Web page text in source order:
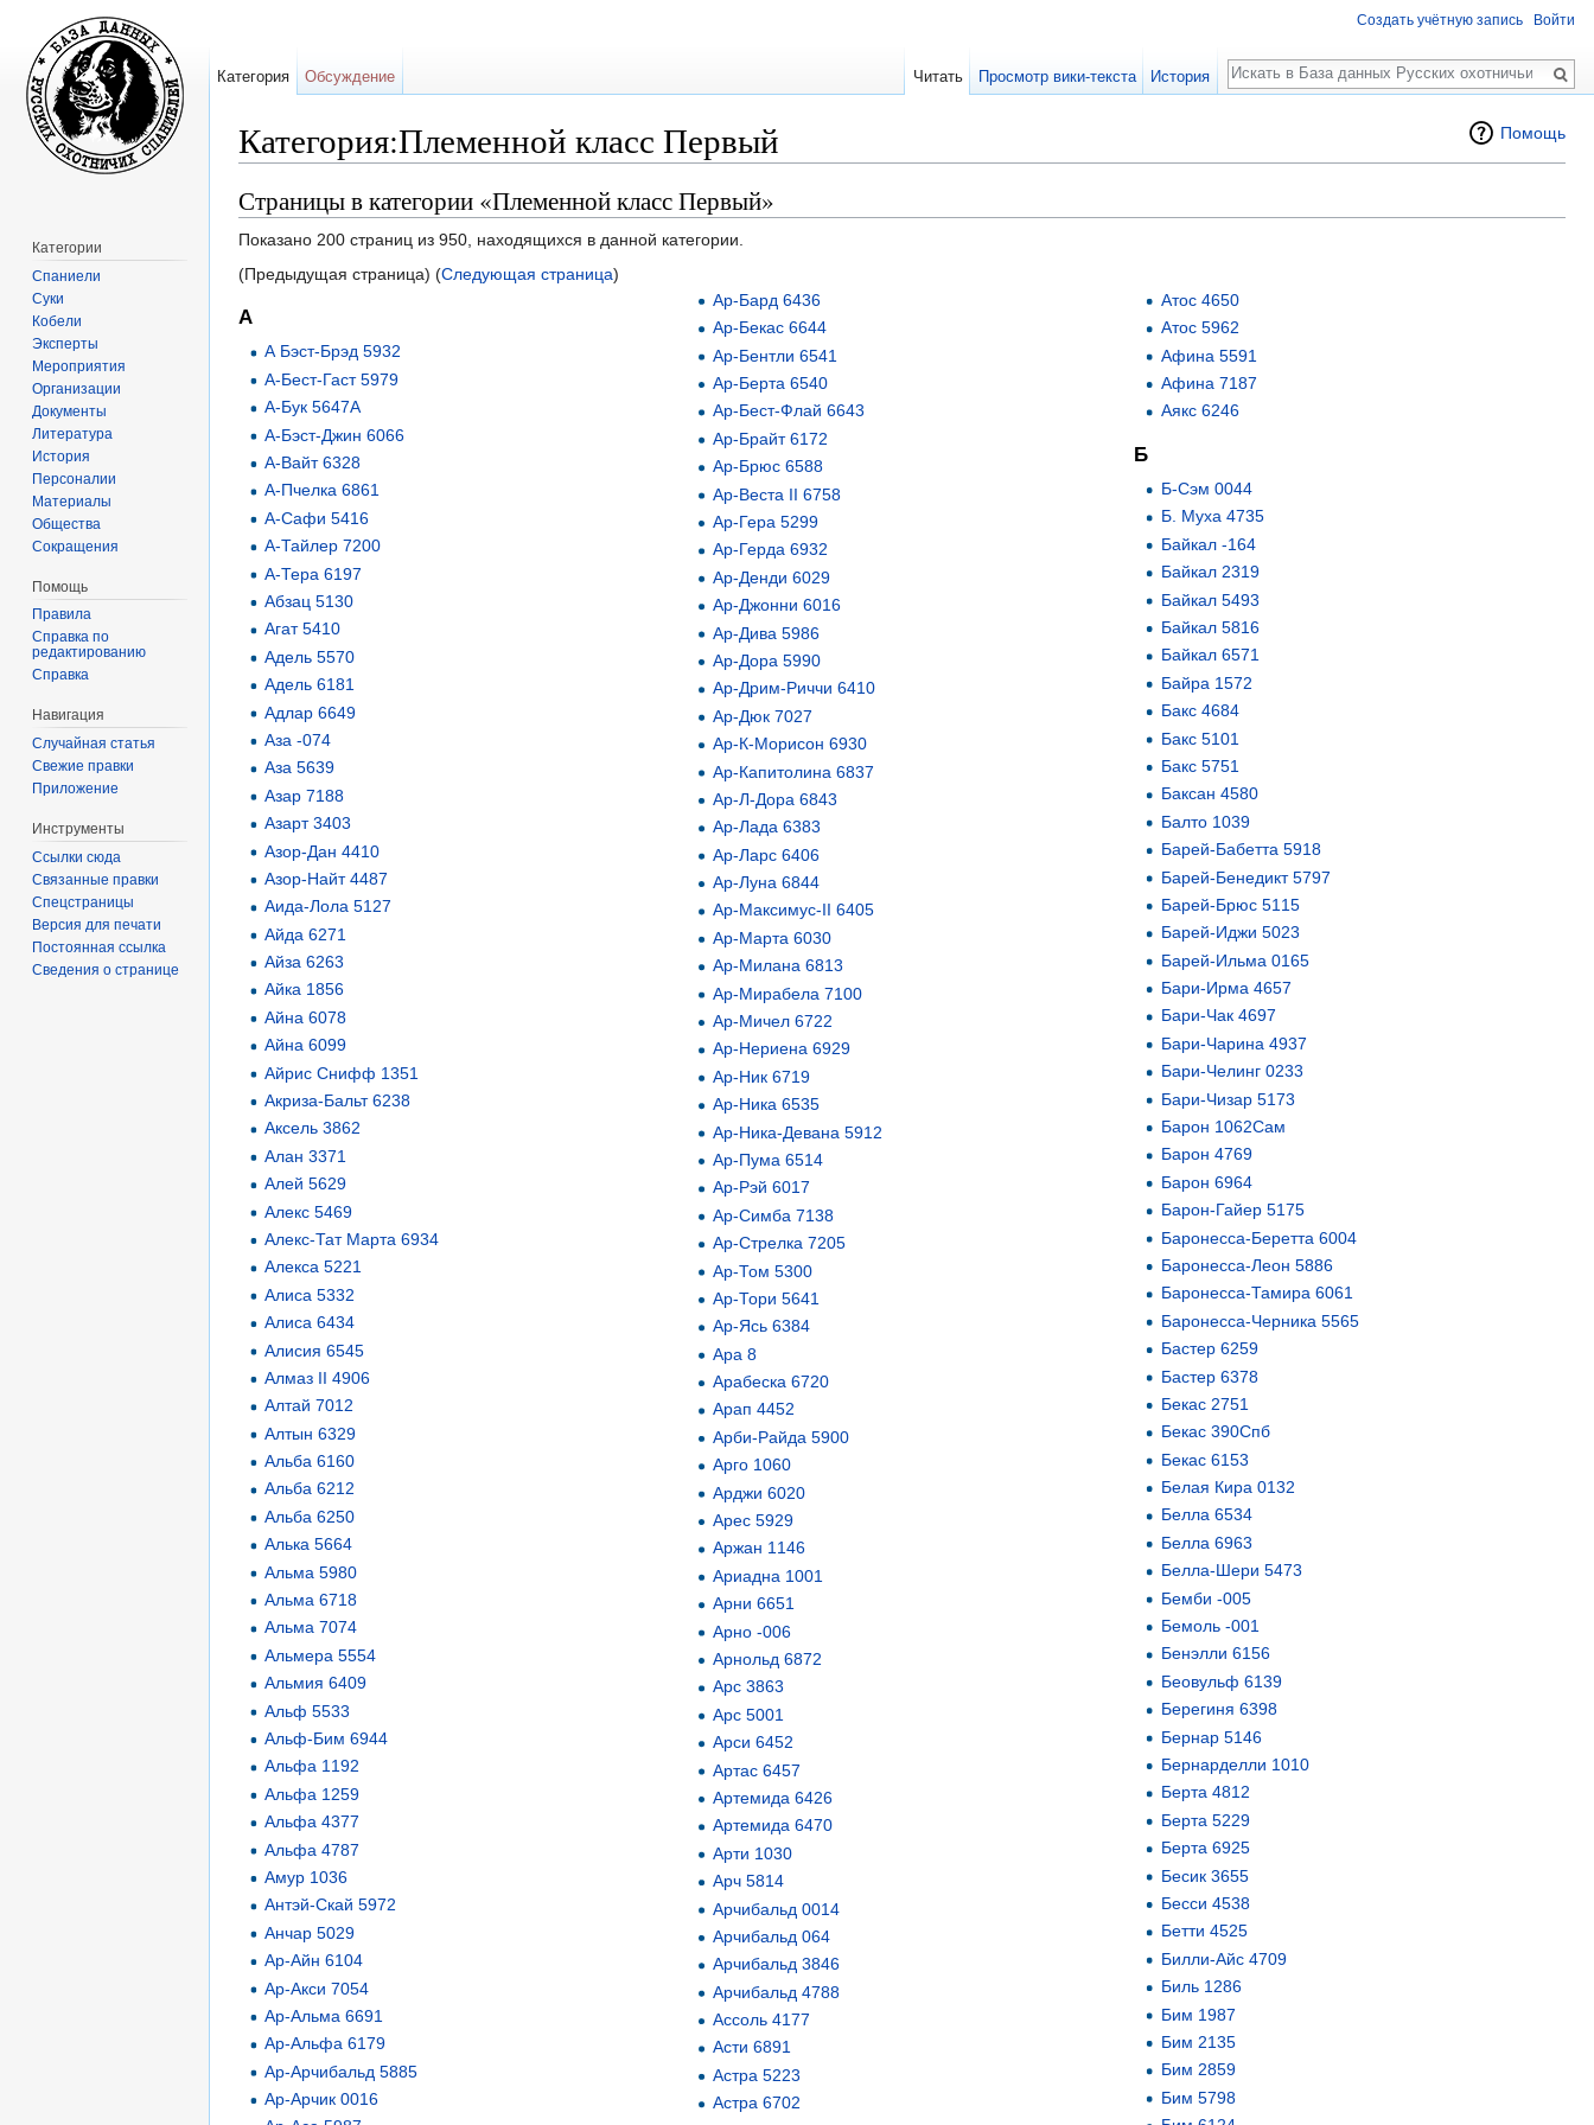
Помощь
Категория:Племенной класс Первый
Страницы в категории «Племенной класс Первый»
Показано 200 страниц из 950, находящихся в данной категории.
(Предыдущая страница) (Следующая страница)
А
А Бэст-Брэд 5932
А-Бест-Гаст 5979
А-Бук 5647А
А-Бэст-Джин 6066
А-Вайт 6328
А-Пчелка 6861
А-Сафи 5416
А-Тайлер 7200
А-Тера 6197
Абзац 5130
Агат 5410
Адель 5570
Адель 6181
Адлар 6649
Аза -074
Аза 5639
Азар 7188
Азарт 3403
Азор-Дан 4410
Азор-Найт 4487
Аида-Лола 5127
Айда 6271
Айза 6263
Айка 1856
Айна 6078
Айна 6099
Айрис Снифф 1351
Акриза-Бальт 6238
Аксель 3862
Алан 3371
Алей 5629
Алекс 5469
Алекс-Тат Марта 6934
Алекса 5221
Алиса 5332
Алиса 6434
Алисия 6545
Алмаз II 4906
Алтай 7012
Алтын 6329
Альба 6160
Альба 6212
Альба 6250
Алька 5664
Альма 5980
Альма 6718
Альма 7074
Альмера 5554
Альмия 6409
Альф 5533
Альф-Бим 6944
Альфа 1192
Альфа 1259
Альфа 4377
Альфа 4787
Амур 1036
Антэй-Скай 5972
Анчар 5029
Ар-Айн 6104
Ар-Акси 7054
Ар-Альма 6691
Ар-Альфа 6179
Ар-Арчибальд 5885
Ар-Арчик 0016
Ар-Бард 6436
Ар-Бекас 6644
Ар-Бентли 6541
Ар-Берта 6540
Ар-Бест-Флай 6643
Ар-Брайт 6172
Ар-Брюс 6588
Ар-Веста II 6758
Ар-Гера 5299
Ар-Герда 6932
Ар-Денди 6029
Ар-Джонни 6016
Ар-Дива 5986
Ар-Дора 5990
Ар-Дрим-Риччи 6410
Ар-Дюк 7027
Ар-К-Морисон 6930
Ар-Капитолина 6837
Ар-Л-Дора 6843
Ар-Лада 6383
Ар-Ларс 6406
Ар-Луна 6844
Ар-Максимус-II 6405
Ар-Марта 6030
Ар-Милана 6813
Ар-Мирабела 7100
Ар-Мичел 6722
Ар-Нериена 6929
Ар-Ник 6719
Ар-Ника 6535
Ар-Ника-Девана 5912
Ар-Пума 6514
Ар-Рэй 6017
Ар-Симба 7138
Ар-Стрелка 7205
Ар-Том 5300
Ар-Тори 5641
Ар-Ясь 6384
Ара 8
Арабеска 6720
Арап 4452
Арби-Райда 5900
Арго 1060
Арджи 6020
Арес 5929
Аржан 1146
Ариадна 1001
Арни 6651
Арно -006
Арнольд 6872
Арс 3863
Арс 5001
Арси 6452
Артас 6457
Артемида 6426
Артемида 6470
Арти 1030
Арч 5814
Арчибальд 0014
Арчибальд 064
Арчибальд 3846
Арчибальд 4788
Ассоль 4177
Асти 6891
Астра 5223
Астра 6702
Атос 4650
Атос 5962
Афина 5591
Афина 7187
Аякс 6246
Б
Б-Сэм 0044
Б. Муха 4735
Байкал -164
Байкал 2319
Байкал 5493
Байкал 5816
Байкал 6571
Байра 1572
Бакс 4684
Бакс 5101
Бакс 5751
Баксан 4580
Балто 1039
Барей-Бабетта 5918
Барей-Бенедикт 5797
Барей-Брюс 5115
Барей-Иджи 5023
Барей-Ильма 0165
Бари-Ирма 4657
Бари-Чак 4697
Бари-Чарина 4937
Бари-Челинг 0233
Бари-Чизар 5173
Барон 1062Сам
Барон 4769
Барон 6964
Барон-Гайер 5175
Баронесса-Беретта 6004
Баронесса-Леон 5886
Баронесса-Тамира 6061
Баронесса-Черника 5565
Бастер 6259
Бастер 6378
Бекас 2751
Бекас 390Спб
Бекас 6153
Белая Кира 0132
Белла 6534
Белла 6963
Белла-Шери 5473
Бемби -005
Бемоль -001
Бенэлли 6156
Беовульф 6139
Берегиня 6398
Бернар 5146
Бернарделли 1010
Берта 4812
Берта 5229
Берта 6925
Бесик 3655
Бесси 4538
Бетти 4525
Билли-Айс 4709
Биль 1286
Бим 1987
Бим 2135
Бим 2859
Бим 5798
Создать учётную запись Войти
Категория Обсуждение Читать Просмотр вики-текста История
Поиск
Категории
Спаниели
Суки
Кобели
Эксперты
Мероприятия
Организации
Документы
Литература
История
Персоналии
Материалы
Общества
Сокращения
Помощь
Правила
Справка по
редактированию
Справка
Навигация
Случайная статья
Свежие правки
Приложение
Инструменты
Ссылки сюда
Связанные правки
Спецстраницы
Версия для печати
Постоянная ссылка
Сведения о странице